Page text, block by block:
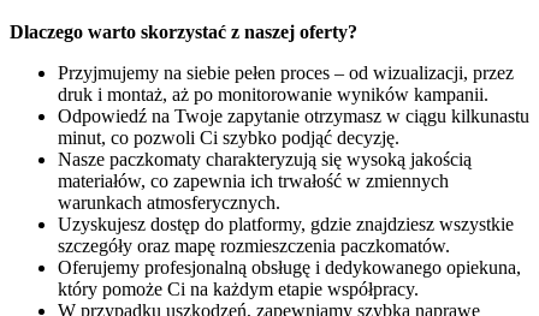
Dlaczego warto skorzystać z naszej oferty?
Przyjmujemy na siebie pełen proces – od wizualizacji, przez
druk i montaż, aż po monitorowanie wyników kampanii.
Odpowiedź na Twoje zapytanie otrzymasz w ciągu kilkunastu
minut, co pozwoli Ci szybko podjąć decyzję.
Nasze paczkomaty charakteryzują się wysoką jakością
materiałów, co zapewnia ich trwałość w zmiennych
warunkach atmosferycznych.
Uzyskujesz dostęp do platformy, gdzie znajdziesz wszystkie
szczegóły oraz mapę rozmieszczenia paczkomatów.
Oferujemy profesjonalną obsługę i dedykowanego opiekuna,
który pomoże Ci na każdym etapie współpracy.
W przypadku uszkodzeń, zapewniamy szybką naprawę